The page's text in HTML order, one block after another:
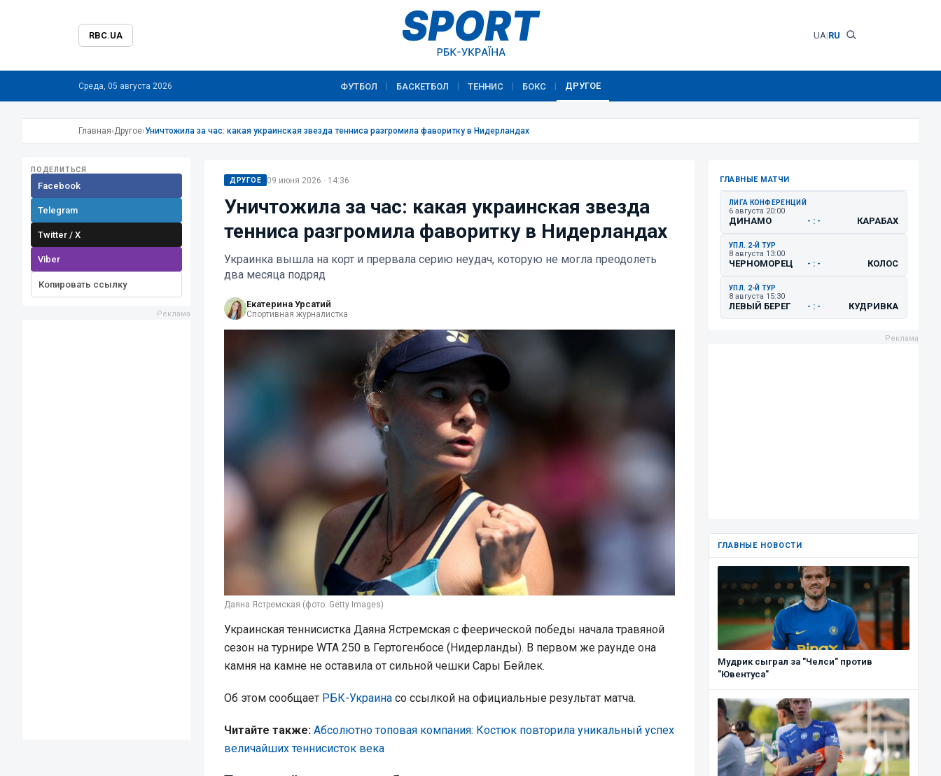
RBC.UA UA|RU
Среда, 05 августа 2026 ФУТБОЛ БАСКЕТБОЛ ТЕННИС БОКС ДРУГОЕ
Главная›Другое›Уничтожила за час: какая украинская звезда тенниса разгромила фаворитку в Нидерландах
ПОДЕЛИТЬСЯ
Facebook
Telegram
Twitter / X
Viber
Копировать ссылку
ДРУГОЕ 09 июня 2026 · 14:36
Уничтожила за час: какая украинская звезда
тенниса разгромила фаворитку в Нидерландах
Украинка вышла на корт и прервала серию неудач, которую не могла преодолеть
два месяца подряд
Екатерина Урсатий
Спортивная журналистка
Даяна Ястремская (фото: Getty Images)
Украинская теннисистка Даяна Ястремская с феерической победы начала травяной
сезон на турнире WTA 250 в Гертогенбосе (Нидерланды). В первом же раунде она
камня на камне не оставила от сильной чешки Сары Бейлек.
Об этом сообщает РБК-Украина со ссылкой на официальные результат матча.
Читайте также: Абсолютно топовая компания: Костюк повторила уникальный успех
величайших теннисисток века
ГЛАВНЫЕ МАТЧИ
ЛИГА КОНФЕРЕНЦИЙ
6 августа 20:00
ДИНАМО - : - КАРАБАХ
УПЛ. 2-Й ТУР
8 августа 13:00
ЧЕРНОМОРЕЦ - : - КОЛОС
УПЛ. 2-Й ТУР
8 августа 15:30
ЛЕВЫЙ БЕРЕГ - : - КУДРИВКА
ГЛАВНЫЕ НОВОСТИ
Мудрик сыграл за "Челси" против
"Ювентуса"